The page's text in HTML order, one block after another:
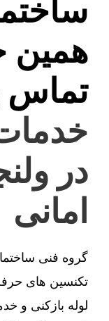
همین
تماس
در
امانی
گروه فنی
تکنسین های
لوله بازکنی و